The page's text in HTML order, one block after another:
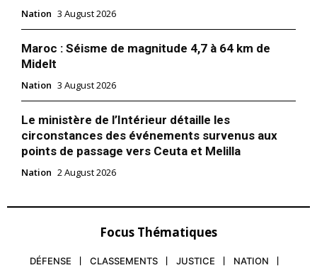
Nation 3 August 2026
Maroc : Séisme de magnitude 4,7 à 64 km de
Midelt
Nation 3 August 2026
Le ministère de l’Intérieur détaille les
circonstances des événements survenus aux
points de passage vers Ceuta et Melilla
Nation 2 August 2026
Focus Thématiques
DÉFENSE CLASSEMENTS JUSTICE
NATION